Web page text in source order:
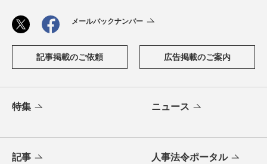
メールバックナンバー
記事掲載のご依頼 広告掲載のご案内
特集 ニュース
記事 人事法令ポータル